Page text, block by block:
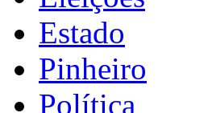
Estado
Pinheiro
Política